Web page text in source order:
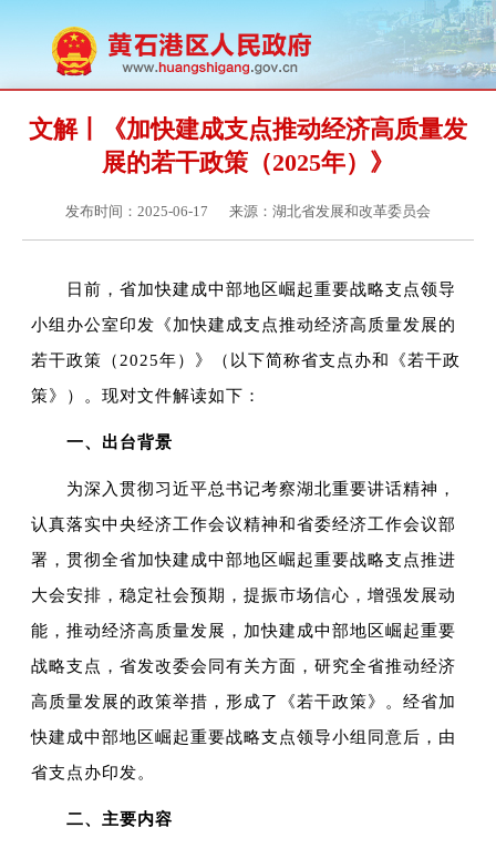
文解丨《加快建成支点推动经济高质量发
展的若干政策（2025年）》
发布时间：2025-06-17 来源：湖北省发展和改革委员会
日前，省加快建成中部地区崛起重要战略支点领导
小组办公室印发《加快建成支点推动经济高质量发展的
若干政策（2025年）》（以下简称省支点办和《若干政
策》）。现对文件解读如下：
一、出台背景
为深入贯彻习近平总书记考察湖北重要讲话精神，
认真落实中央经济工作会议精神和省委经济工作会议部
署，贯彻全省加快建成中部地区崛起重要战略支点推进
大会安排，稳定社会预期，提振市场信心，增强发展动
能，推动经济高质量发展，加快建成中部地区崛起重要
战略支点，省发改委会同有关方面，研究全省推动经济
高质量发展的政策举措，形成了《若干政策》。经省加
快建成中部地区崛起重要战略支点领导小组同意后，由
省支点办印发。
二、主要内容